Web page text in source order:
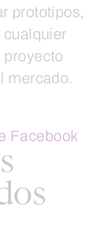
prototipos,
proyecto
mercado.